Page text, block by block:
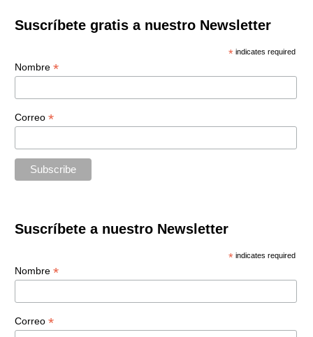
Suscríbete gratis a nuestro Newsletter
* indicates required
Nombre *
Correo *
Suscríbete a nuestro Newsletter
* indicates required
Nombre *
Correo *